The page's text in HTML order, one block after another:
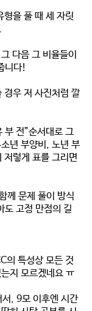
형을 풀 때 세 자릿
다음 그 비율들이
니다!
우 저 사진처럼 깔
부 전”순서대로 그
년 부양비, 노년 부
저렇게 표를 그리면
께 문제 풀이 방식
도 고정 만점의 길
의 특성상 모든 것
지 모르겠네요 ㅠ
서, 9모 이후엔 시간